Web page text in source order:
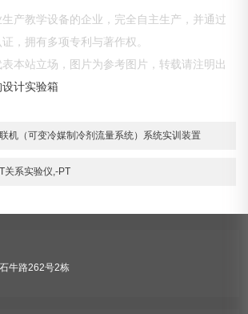
产教学设备的企业，完全自主生产，并通过
，拥有多项专利与著作权。
本站立场，图片为参考图片，转载请注明出
计实验箱
机（可变冷媒制冷剂流量系统）系统实训装置
关系实验仪,-PT
牛路262号2栋